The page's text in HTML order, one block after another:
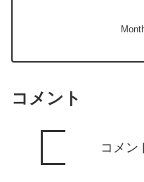
コメント
コメン